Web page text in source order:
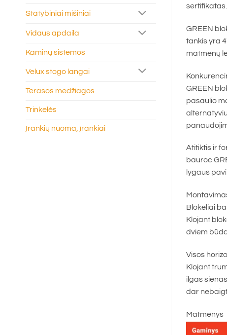
Statybiniai mišiniai
Vidaus apdaila
Kaminų sistemos
Velux stogo langai
Terasos medžiagos
Trinkelės
Įrankių nuoma, įrankiai
sertifikatas.
GREEN
tankis yra
matmenų
GREEN
pasaulio
Atitiktis ir
bauroc
lygaus
Blokeliai
Klojant
dviem
Visos
Klojant
ilgas
dar
Matmenys